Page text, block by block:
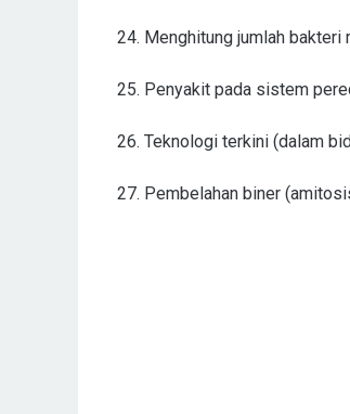
24. Menghitung jumlah bakteri
25. Penyakit pada sistem
26. Teknologi terkini (dalam
27. Pembelahan biner